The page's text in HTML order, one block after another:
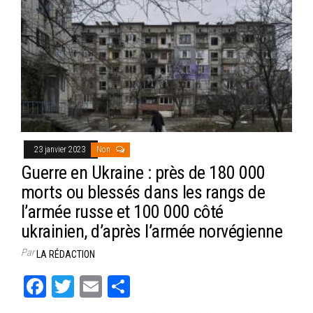
23 janvier 2023 Non
Guerre en Ukraine : près de 180 000
morts ou blessés dans les rangs de
l’armée russe et 100 000 côté
ukrainien, d’après l’armée norvégienne
ParLA RÉDACTION
Fa T
E